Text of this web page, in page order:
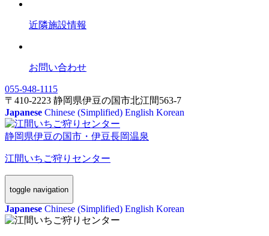
近隣施設情報
お問い合わせ
055-948-1115
〒410-2223 静岡県伊豆の国市北江間563-7
Japanese Chinese (Simplified) English Korean
静岡県伊豆の国市・伊豆長岡温泉
江間いちご狩りセンター
toggle navigation
Japanese Chinese (Simplified) English Korean